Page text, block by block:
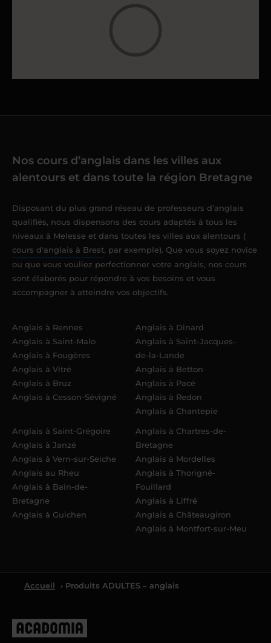
Nos cours d’anglais dans les villes aux
alentours et dans toute la région Bretagne
Disposant du plus grand réseau de professeurs d’anglais
qualifiés, nous dispensons des cours adaptés à tous les
niveaux à Melesse et dans toutes les villes aux alentours (
cours d'anglais à Brest, par exemple). Que vous soyez novice
ou que vous vouliez perfectionner votre anglais, nos cours
sont élaborés pour répondre à vos besoins et vous
accompagner à atteindre vos objectifs.
Anglais à Rennes
Anglais à Saint-Malo
Anglais à Fougères
Anglais à Vitré
Anglais à Bruz
Anglais à Cesson-Sévigné
Anglais à Dinard
Anglais à Saint-Jacques-
de-la-Lande
Anglais à Betton
Anglais à Pacé
Anglais à Redon
Anglais à Chantepie
Anglais à Saint-Grégoire
Anglais à Janzé
Anglais à Vern-sur-Seiche
Anglais au Rheu
Anglais à Bain-de-
Bretagne
Anglais à Guichen
Anglais à Chartres-de-
Bretagne
Anglais à Mordelles
Anglais à Thorigné-
Fouillard
Anglais à Liffré
Anglais à Châteaugiron
Anglais à Montfort-sur-Meu
Accueil › Produits ADULTES – anglais